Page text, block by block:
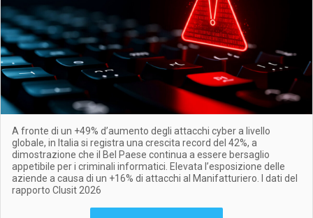
A fronte di un +49% d’aumento degli attacchi cyber a livello
globale, in Italia si registra una crescita record del 42%, a
dimostrazione che il Bel Paese continua a essere bersaglio
appetibile per i criminali informatici. Elevata l’esposizione delle
aziende a causa di un +16% di attacchi al Manifatturiero. I dati del
rapporto Clusit 2026